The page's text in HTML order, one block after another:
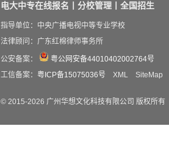
电大中专在线报名丨分校管理丨全国招生
指导单位：中央广播电视中等专业学校
法律顾问：广东红棉律师事务所
公安备案：
粤公网安备44010402002764号
工信备案： 粤ICP备15075036号 XML SiteMap
© 2015-2026 广州华想文化科技有限公司 版权所有